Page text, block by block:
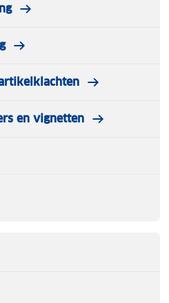
en vignetten